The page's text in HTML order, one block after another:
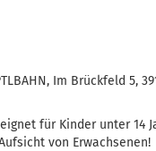
Im Brückfeld 5,
für Kinder unter 14
von Erwachsenen!